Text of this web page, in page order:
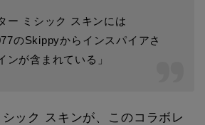
ー ミシック スキンには
のSkippyからインスパイアさ
ンが含まれている」
ック スキンが、このコラボレ